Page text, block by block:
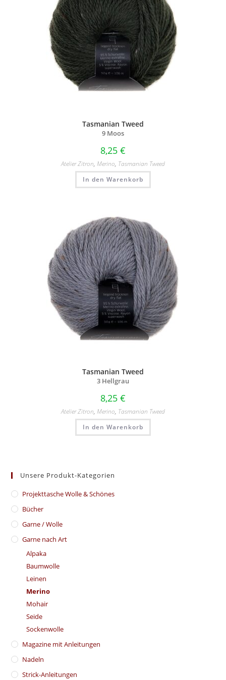
Tasmanian Tweed
9 Moos
8,25 €
Atelier Zitron, Merino, Tasmanian Tweed
In den Warenkorb
Tasmanian Tweed
3 Hellgrau
8,25 €
Atelier Zitron, Merino, Tasmanian Tweed
In den Warenkorb
Unsere Produkt-Kategorien
​Projekttasche Wolle & Schönes
Bücher
Garne / Wolle
Garne nach Art
Alpaka
Baumwolle
Leinen
Merino
Mohair
Seide
Sockenwolle
Magazine mit Anleitungen
Nadeln
Strick-Anleitungen